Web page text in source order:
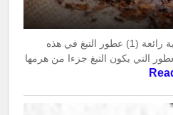
أفضل عطور التبغ | عطور دخانية رائعة (1) عطور التبغ في هذه
التي يكون التبغ جزءا من هرمها